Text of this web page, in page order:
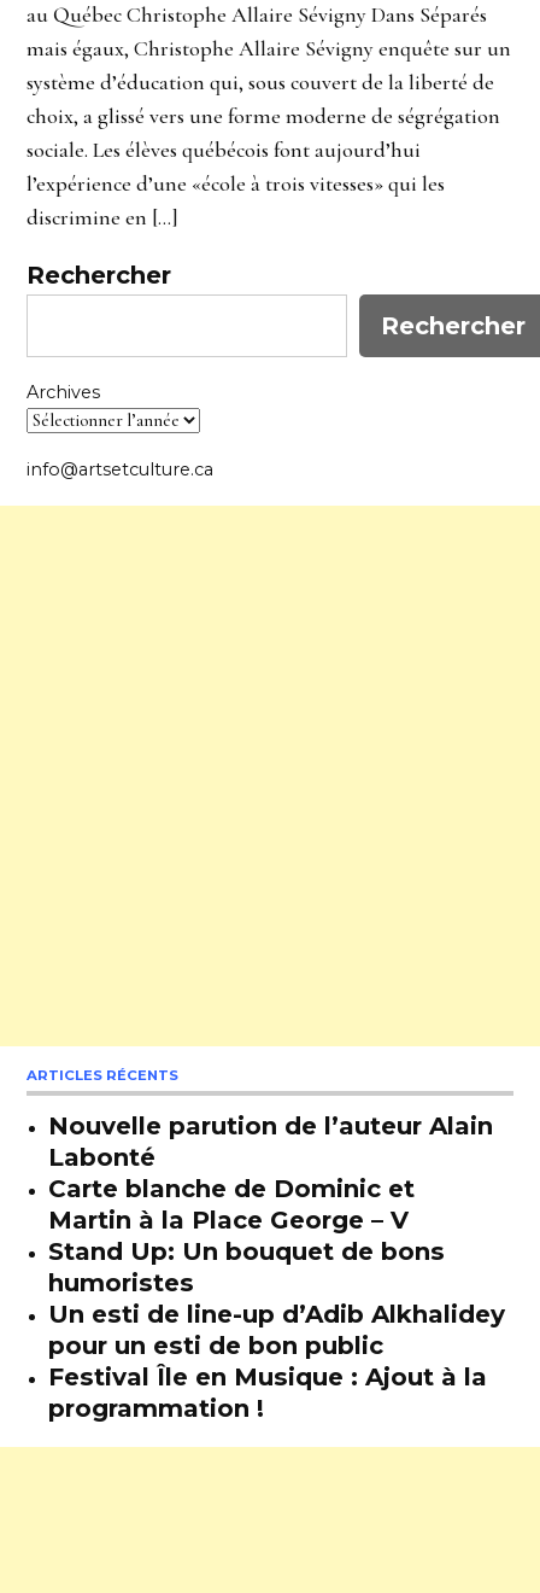
au Québec Christophe Allaire Sévigny Dans Séparés
mais égaux, Christophe Allaire Sévigny enquête sur un
système d’éducation qui, sous couvert de la liberté de
choix, a glissé vers une forme moderne de ségrégation
sociale. Les élèves québécois font aujourd’hui
l’expérience d’une «école à trois vitesses» qui les
discrimine en […]
Rechercher
Rechercher
Archives
info@artsetculture.ca
ARTICLES RÉCENTS
Nouvelle parution de l’auteur Alain
Labonté
Carte blanche de Dominic et
Martin à la Place George – V
Stand Up: Un bouquet de bons
humoristes
Un esti de line-up d’Adib Alkhalidey
pour un esti de bon public
Festival Île en Musique : Ajout à la
programmation !